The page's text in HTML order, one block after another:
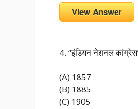
View Answer
4. “इंडियन नेशनल
(A) 1857
(B) 1885
(C) 1905